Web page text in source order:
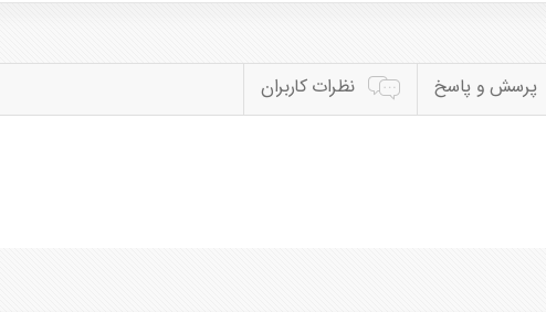
پرسش و پاسخ نظرات کاربران